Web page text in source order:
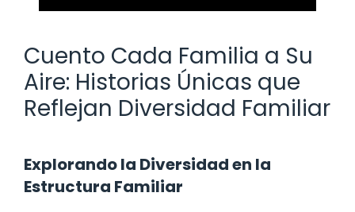
Cuento Cada Familia a Su
Aire: Historias Únicas que
Reflejan Diversidad Familiar
Explorando la Diversidad en la
Estructura Familiar